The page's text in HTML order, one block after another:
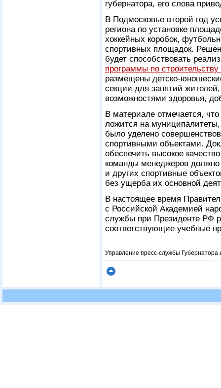
губернатора, его слова
В Подмосковье второй год
региона по установке
хоккейных коробок,
спортивных площадок.
будет способствовать
программы по
размещены детско-
секции для занятий
возможностями здоровья,
В материале отмечается,
ложится на
было уделено
спортивными объектами.
обеспечить высокое
команды менеджеров должно
и других спортивные
без ущерба их основной
В настоящее время
с Российской Академией
службы при Президенте РФ
соответствующие учебные
Управление пресс-службы Губернатора